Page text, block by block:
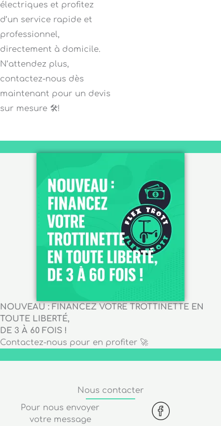
électriques et profitez
d’un service rapide et
professionnel,
directement à domicile.
N’attendez plus,
contactez-nous dès
maintenant pour un devis
sur mesure 🛠️!
NOUVEAU : FINANCEZ VOTRE TROTTINETTE EN
TOUTE LIBERTÉ,
DE 3 À 60 FOIS !
Contactez-nous pour en profiter 🚀
Nous contacter
Pour nous envoyer
votre message